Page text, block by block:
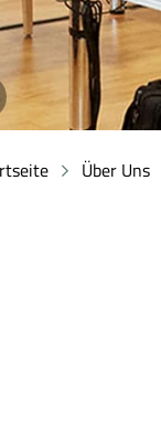
Über Uns